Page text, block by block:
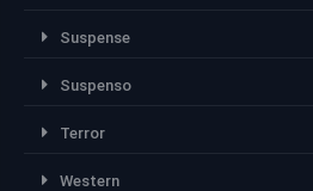
Suspense
Suspenso
Terror
Western